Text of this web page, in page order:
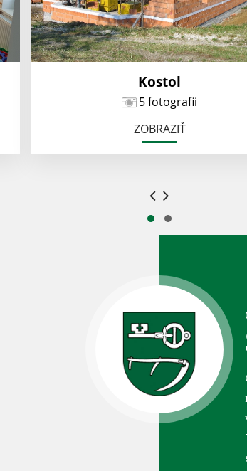
Kostol
5 fotografii
ZOBRAZIŤ